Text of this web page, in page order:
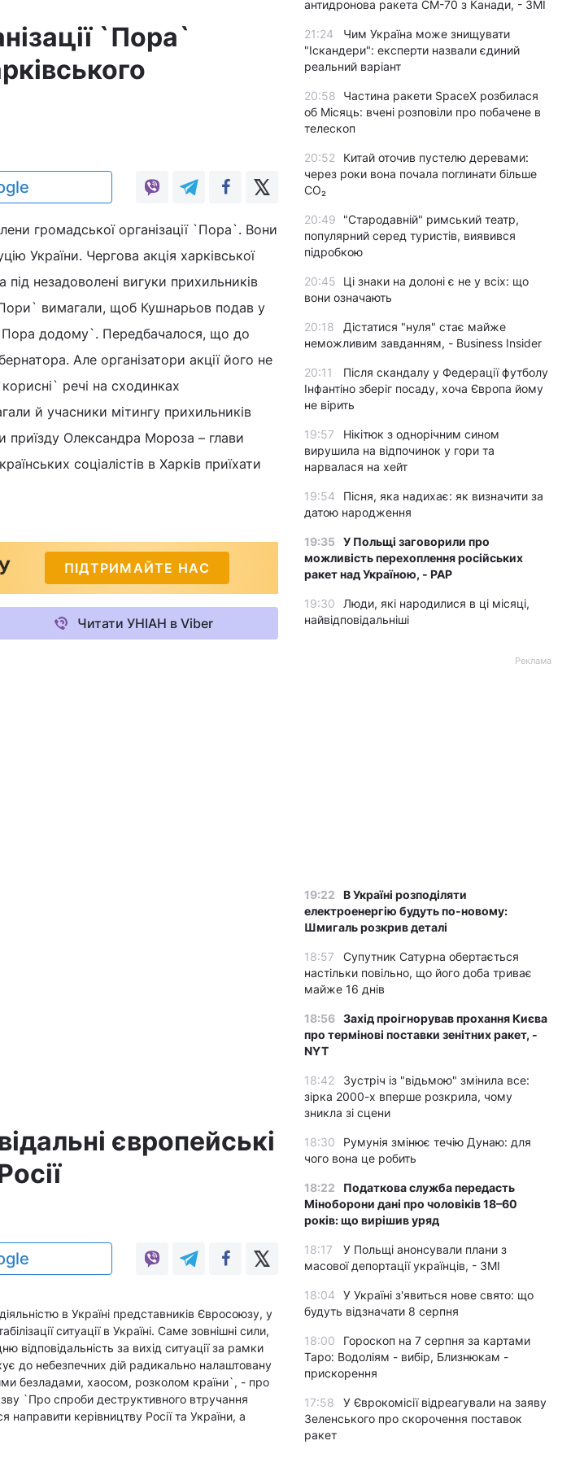
`Пора`
громадської організації `Пора`. Вони
України. Чергова акція харківської
незадоволені вигуки прихильників
вимагали, щоб Кушнарьов подав у
додому`. Передбачалося, що до
Але організатори акції його не
речі на сходинках
й учасники мітингу прихильників
Олександра Мороза – глави
соціалістів в Харків приїхати
ПІДТРИМАЙТЕ НАС
Читати УНІАН в Viber
європейські
в Україні представників Євросоюзу, у
ситуації в Україні. Саме зовнішні сили,
за вихід ситуації за рамки
до небезпечних дій радикально налаштовану
безладами, хаосом, розколом країни`, - про
`Про спроби деструктивного втручання
направити керівництву Росії та України, а
антидронова ракета CM-70 з Канади, - ЗМІ
21:24
Чим Україна може знищувати
"Іскандери": експерти назвали єдиний
реальний варіант
20:58
Частина ракети SpaceX розбилася
об Місяць: вчені розповіли про побачене в
телескоп
20:52
Китай оточив пустелю деревами:
через роки вона почала поглинати більше
CO₂
20:49
"Стародавній" римський театр,
популярний серед туристів, виявився
підробкою
20:45
Ці знаки на долоні є не у всіх: що
вони означають
20:18
Дістатися "нуля" стає майже
неможливим завданням, - Business Insider
20:11
Після скандалу у Федерації футболу
Інфантіно зберіг посаду, хоча Європа йому
не вірить
19:57
Нікітюк з однорічним сином
вирушила на відпочинок у гори та
нарвалася на хейт
19:54
Пісня, яка надихає: як визначити за
датою народження
19:35 У Польщі заговорили про
можливість перехоплення російських
ракет над Україною, - PAP
19:30
Люди, які народилися в ці місяці,
найвідповідальніші
Реклама
19:22
В Україні розподіляти
електроенергію будуть по-новому:
Шмигаль розкрив деталі
18:57
Супутник Сатурна обертається
настільки повільно, що його доба триває
майже 16 днів
18:56 Захід проігнорував прохання Києва
про термінові поставки зенітних ракет, -
NYT
18:42
Зустріч із "відьмою" змінила все:
зірка 2000-х вперше розкрила, чому
зникла зі сцени
18:30
Румунія змінює течію Дунаю: для
чого вона це робить
18:22
Податкова служба передасть
Міноборони дані про чоловіків 18–60
років: що вирішив уряд
18:17
У Польщі анонсували плани з
масової депортації українців, - ЗМІ
18:04
У Україні з'явиться нове свято: що
будуть відзначати 8 серпня
18:00
Гороскоп на 7 серпня за картами
Таро: Водоліям - вибір, Близнюкам -
прискорення
17:58
У Єврокомісії відреагували на заяву
Зеленського про скорочення поставок
ракет